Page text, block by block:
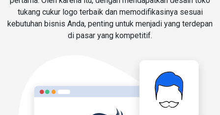
tukang cukur logo terbaik dan memodifikasinya sesuai
kebutuhan bisnis Anda, penting untuk menjadi yang terdepan
di pasar yang kompetitif.